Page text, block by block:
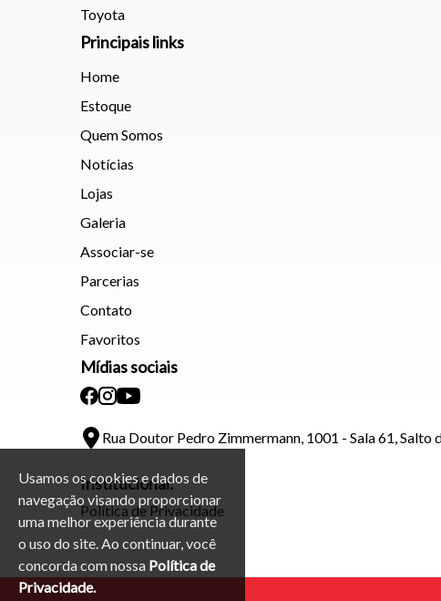
Usamos os cookies e dados de
navegação visando proporcionar
uma melhor experiência durante
o uso do site. Ao continuar, você
concorda com nossa Política de
Privacidade.
Toyota
Principais links
Home
Estoque
Quem Somos
Notícias
Lojas
Galeria
Associar-se
Parcerias
Contato
Favoritos
Mídias sociais
Rua Doutor Pedro Zimmermann, 1001 - Sala 61, Salto
Institucional:
Política de Privacidade